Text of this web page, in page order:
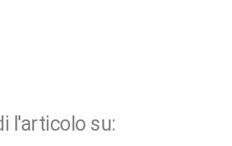
l'articolo su: